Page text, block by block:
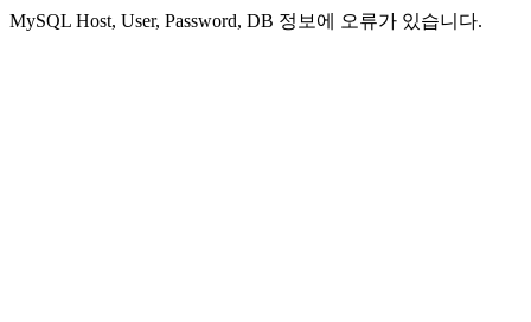
MySQL Host, User, Password, DB 정보에 오류가 있습니다.